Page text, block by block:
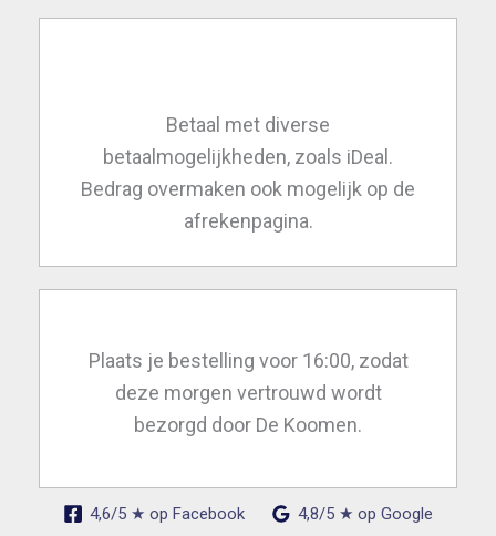
Betaal met diverse
betaalmogelijkheden, zoals iDeal.
Bedrag overmaken ook mogelijk op de
afrekenpagina.
Plaats je bestelling voor 16:00, zodat
deze morgen vertrouwd wordt
bezorgd door De Koomen.
4,6/5 ★ op Facebook 4,8/5 ★ op Google